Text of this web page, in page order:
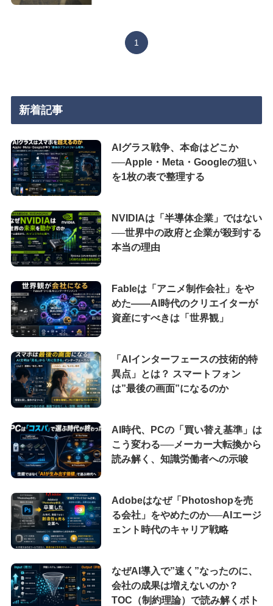
1
新着記事
AIグラス戦争、本命はどこか
──Apple・Meta・Googleの狙い
を1枚の表で整理する
NVIDIAは「半導体企業」ではない
──世界中の政府と企業が殺到する
本当の理由
Fableは「アニメ制作会社」をや
めた――AI時代のクリエイターが
資産にすべきは「世界観」
「AIインターフェースの技術的特
異点」とは？ スマートフォン
は”最後の画面”になるのか
AI時代、PCの「買い替え基準」は
こう変わる──メーカー大転換から
読み解く、知識労働者への示唆
Adobeはなぜ「Photoshopを売
る会社」をやめたのか──AIエージ
ェント時代のキャリア戦略
なぜAI導入で”速く”なったのに、
会社の成果は増えないのか？
TOC（制約理論）で読み解くボト